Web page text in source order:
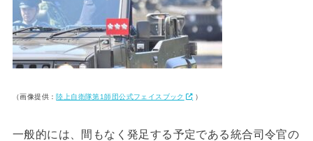
（画像提供： 陸上自衛隊第1師団公式フェイスブック ）
一般的には、間もなく発足する予定である統合司令官の